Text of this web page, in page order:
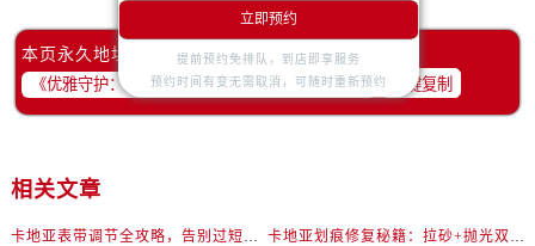
本页永久地址：
一键复制
相关文章
卡地亚表带调节全攻略，告别过短烦恼
卡地亚划痕修复秘籍：拉砂+抛光双工艺还原如新
立即预约
提前预约免排队，到店即享服务
预约时间有变无需取消，可随时重新预约